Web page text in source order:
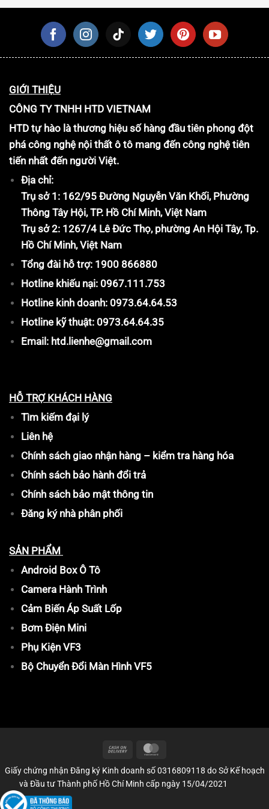
GIỚI THIỆU
CÔNG TY TNHH HTD VIETNAM
HTD tự hào là thương hiệu số hàng đầu tiên phong đột
phá công nghệ nội thất ô tô mang đến công nghệ tiên
tiến nhất đến người Việt.
Địa chỉ:
Trụ sở 1: 162/95 Đường Nguyễn Văn Khối, Phường
Thông Tây Hội, TP. Hồ Chí Minh, Việt Nam
Trụ sở 2: 1267/4 Lê Đức Thọ, phường An Hội Tây, Tp.
Hồ Chí Minh, Việt Nam
Tổng đài hỗ trợ: 1900 866880
Hotline khiếu nại: 0967.111.753
Hotline kinh doanh: 0973.64.64.53
Hotline kỹ thuật: 0973.64.64.35
Email: htd.lienhe@gmail.com
HỖ TRỢ KHÁCH HÀNG
Tìm kiếm đại lý
Liên hệ
Chính sách giao nhận hàng – kiểm tra hàng hóa
Chính sách bảo hành đổi trả
Chính sách bảo mật thông tin
Đăng ký nhà phân phối
SẢN PHẨM
Android Box Ô Tô
Camera Hành Trình
Cảm Biến Áp Suất Lốp
Bơm Điện Mini
Phụ Kiện VF3
Bộ Chuyển Đổi Màn Hình VF5
Giấy chứng nhận Đăng ký Kinh doanh số 0316809118 do Sở Kế hoạch
và Đầu tư Thành phố Hồ Chí Minh cấp ngày 15/04/2021